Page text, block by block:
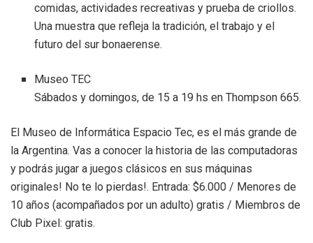
comidas, actividades recreativas y prueba de criollos.
Una muestra que refleja la tradición, el trabajo y el
futuro del sur bonaerense.
Museo TEC
Sábados y domingos, de 15 a 19 hs en Thompson 665.
El Museo de Informática Espacio Tec, es el más grande de
la Argentina. Vas a conocer la historia de las computadoras
y podrás jugar a juegos clásicos en sus máquinas
originales! No te lo pierdas!. Entrada: $6.000 / Menores de
10 años (acompañados por un adulto) gratis / Miembros de
Club Pixel: gratis.